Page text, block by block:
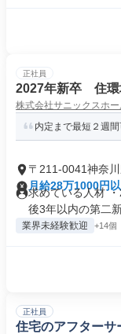
正社員
2027年新卒 住環
株式会社サニックスホ
内定まで最短２週
〒211-0041神奈
月給28万1000円
求めている人材
後3年以内の第二
業界未経験歓迎 +14個
正社員
住宅のアフターサ